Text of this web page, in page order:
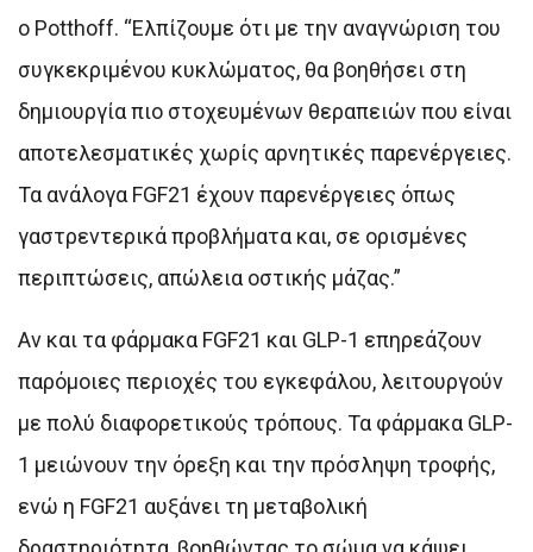
ο Potthoff. “Ελπίζουμε ότι με την αναγνώριση του
συγκεκριμένου κυκλώματος, θα βοηθήσει στη
δημιουργία πιο στοχευμένων θεραπειών που είναι
αποτελεσματικές χωρίς αρνητικές παρενέργειες.
Τα ανάλογα FGF21 έχουν παρενέργειες όπως
γαστρεντερικά προβλήματα και, σε ορισμένες
περιπτώσεις, απώλεια οστικής μάζας.”
Αν και τα φάρμακα FGF21 και GLP-1 επηρεάζουν
παρόμοιες περιοχές του εγκεφάλου, λειτουργούν
με πολύ διαφορετικούς τρόπους. Τα φάρμακα GLP-
1 μειώνουν την όρεξη και την πρόσληψη τροφής,
ενώ η FGF21 αυξάνει τη μεταβολική